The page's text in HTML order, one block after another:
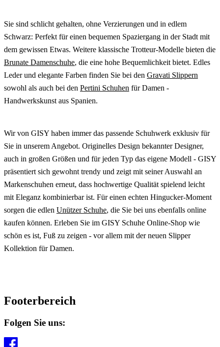
Sie sind schlicht gehalten, ohne Verzierungen und in edlem
Schwarz: Perfekt für einen bequemen Spaziergang in der Stadt mit
dem gewissen Etwas. Weitere klassische Trotteur-Modelle bieten die
Brunate Damenschuhe, die eine hohe Bequemlichkeit bietet. Edles
Leder und elegante Farben finden Sie bei den Gravati Slippern
sowohl als auch bei den Pertini Schuhen für Damen -
Handwerkskunst aus Spanien.
Wir von GISY haben immer das passende Schuhwerk exklusiv für
Sie in unserem Angebot. Originelles Design bekannter Designer,
auch in großen Größen und für jeden Typ das eigene Modell - GISY
präsentiert sich gewohnt trendy und zeigt mit seiner Auswahl an
Markenschuhen erneut, dass hochwertige Qualität spielend leicht
mit Eleganz kombinierbar ist. Für einen echten Hingucker-Moment
sorgen die edlen Unützer Schuhe, die Sie bei uns ebenfalls online
kaufen können. Erleben Sie im GISY Schuhe Online-Shop wie
schön es ist, Fuß zu zeigen - vor allem mit der neuen Slipper
Kollektion für Damen.
Footerbereich
Folgen Sie uns: